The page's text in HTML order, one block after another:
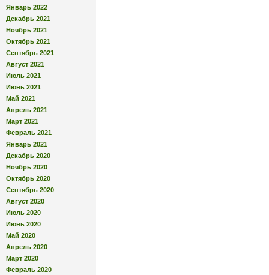
Январь 2022
Декабрь 2021
Ноябрь 2021
Октябрь 2021
Сентябрь 2021
Август 2021
Июль 2021
Июнь 2021
Май 2021
Апрель 2021
Март 2021
Февраль 2021
Январь 2021
Декабрь 2020
Ноябрь 2020
Октябрь 2020
Сентябрь 2020
Август 2020
Июль 2020
Июнь 2020
Май 2020
Апрель 2020
Март 2020
Февраль 2020